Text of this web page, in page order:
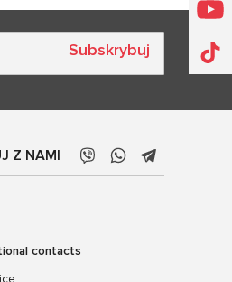
Subskrybuj
Z NAMI
contacts